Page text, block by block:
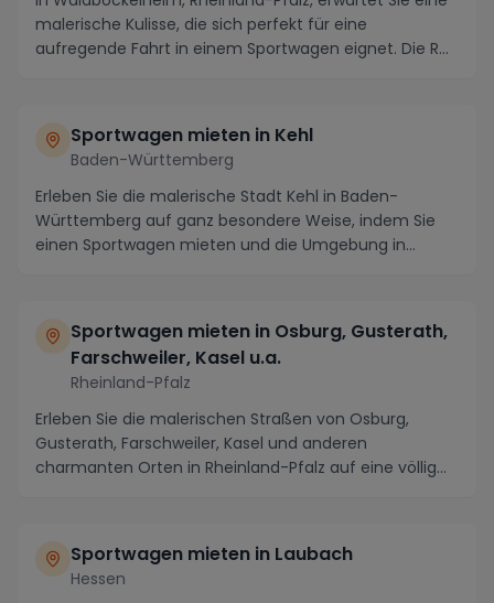
malerische Kulisse, die sich perfekt für eine
aufregende Fahrt in einem Sportwagen eignet. Die R...
Sportwagen mieten in Kehl
Baden-Württemberg
Erleben Sie die malerische Stadt Kehl in Baden-
Württemberg auf ganz besondere Weise, indem Sie
einen Sportwagen mieten und die Umgebung in
Sportwagen mieten in Osburg, Gusterath,
Farschweiler, Kasel u.a.
Rheinland-Pfalz
Erleben Sie die malerischen Straßen von Osburg,
Gusterath, Farschweiler, Kasel und anderen
charmanten Orten in Rheinland-Pfalz auf eine völlig
Sportwagen mieten in Laubach
Hessen